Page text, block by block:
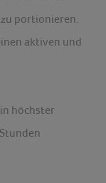
portionieren.
aktiven und
höchster